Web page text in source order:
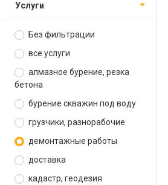
услуги
Без фильтрации
все услуги
алмазное бурение, резка
бетона
бурение скважин под воду
грузчики, разнорабочие
демонтажные работы
доставка
кадастр, геодезия